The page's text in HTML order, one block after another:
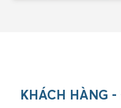
KHÁCH HÀNG